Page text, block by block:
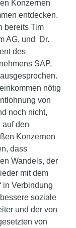
Konzernen
entdecken.
bereits Tim
AG, und Dr.
des
SAP,
nötig
von
noch nicht,
auf den
Konzernen
dass
Wandels, der
mit dem
in Verbindung
soziale
und der von
von